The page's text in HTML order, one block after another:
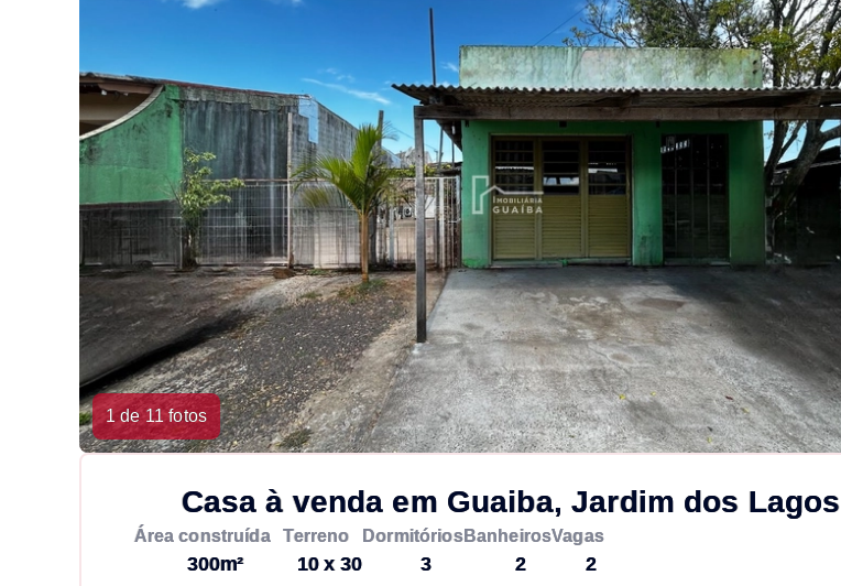
1 de 11 fotos
Casa à venda em Guaiba, Jardim dos Lagos
Área construída
300m²
Terreno
10 x 30
Dormitórios
3
Banheiros
2
Vagas
2